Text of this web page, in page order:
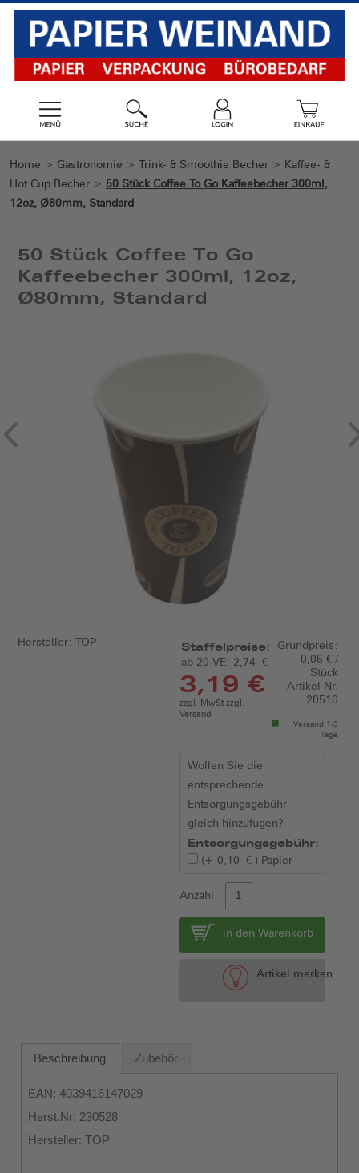
Home > Gastronomie > Trink- & Smoothie Becher > Kaffee- &
Hot Cup Becher > 50 Stück Coffee To Go Kaffeebecher 300ml,
12oz, Ø80mm, Standard
50 Stück Coffee To Go
Kaffeebecher 300ml, 12oz,
Ø80mm, Standard
Hersteller: TOP Staffelpreise:
ab 20 VE: 2,74 €
3,19 €
zzgl. MwSt zzgl.
Versand
Grundpreis:
0,06 € /
Stück
Artikel Nr.
20510
Versand 1-3
Tage
Wollen Sie die
entsprechende
Entsorgungsgebühr
gleich hinzufügen?
Entsorgungsgebühr:
(+ 0,10 € ) Papier
Anzahl:
in den Warenkorb
Artikel merken
Beschreibung Zubehör
EAN: 4039416147029
Herst.Nr: 230528
Hersteller: TOP